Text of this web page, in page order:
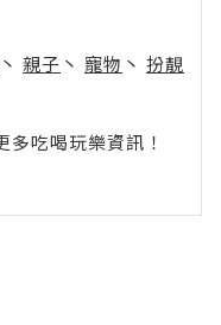
丶 親子 丶 寵物 丶 扮靚
吃喝玩樂資訊！